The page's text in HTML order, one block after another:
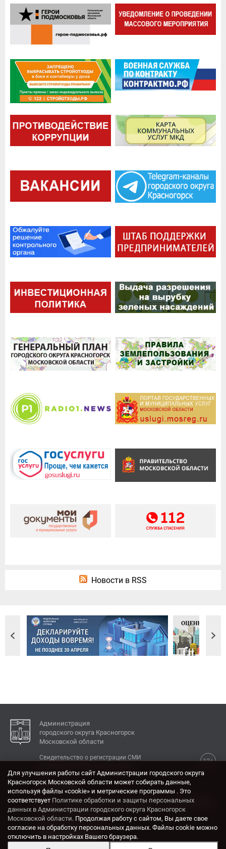
Новости в RSS
Администрация
городского округа Красногорск
Московской области
12+
Свидетельство о регистрации СМИ
КОНТАКТЫ
Адрес: 143404, Московская область, г. Красногорск,
ул. Ленина, дом 4.
Электронная почта:
krasrn@mosreg.ru
Для улучшения работы сайт Администрации городского округа
Красногорск Московской области может собирать данные,
используя файлы «cookie» и метрические программы . Это
соответствует Политике обработки и защиты персональных
данных в Администрации городского округа Красногорск
Московской области. Продолжая работу с сайтом, Вы даете свое
согласие на обработку персональных данных. Файлы cookie можно
отключить в настройках Вашего браузера.